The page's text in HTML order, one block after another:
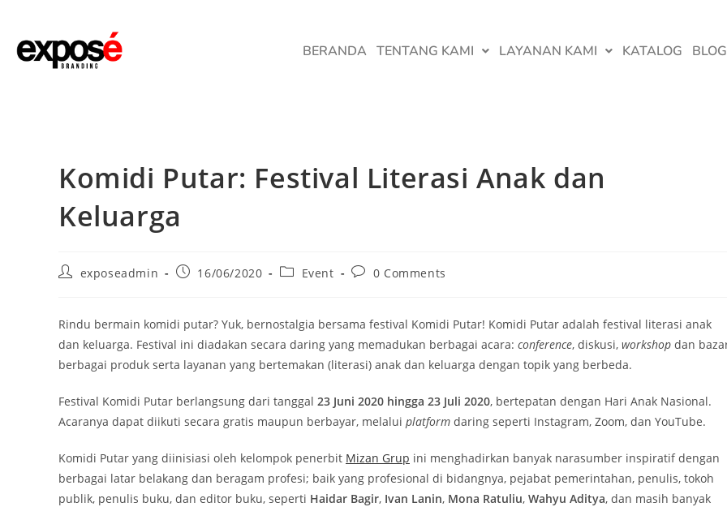
BERANDA TENTANG KAMI LAYANAN KAMI KATALOG BLOG
Komidi Putar: Festival Literasi Anak dan
Keluarga
exposeadmin 16/06/2020 Event 0 Comments
Rindu bermain komidi putar? Yuk, bernostalgia bersama festival Komidi Putar! Komidi Putar adalah festival literasi anak
dan keluarga. Festival ini diadakan secara daring yang memadukan berbagai acara: conference, diskusi, workshop dan
berbagai produk serta layanan yang bertemakan (literasi) anak dan keluarga dengan topik yang berbeda.
Festival Komidi Putar berlangsung dari tanggal 23 Juni 2020 hingga 23 Juli 2020, bertepatan dengan Hari Anak Nasional.
Acaranya dapat diikuti secara gratis maupun berbayar, melalui platform daring seperti Instagram, Zoom, dan YouTube.
Komidi Putar yang diinisiasi oleh kelompok penerbit Mizan Grup ini menghadirkan banyak narasumber inspiratif dengan
berbagai latar belakang dan beragam profesi; baik yang profesional di bidangnya, pejabat pemerintahan, penulis, tokoh
publik, penulis buku, dan editor buku, seperti Haidar Bagir, Ivan Lanin, Mona Ratuliu, Wahyu Aditya, dan masih banyak